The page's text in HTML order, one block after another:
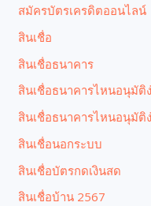
สมัครบัตรเครดิตออนไลน์
สินเชื่อ
สินเชื่อธนาคาร
สินเชื่อธนาคารไหนอนุมัติ
สินเชื่อธนาคารไหนอนุมัติ
สินเชื่อนอกระบบ
สินเชื่อบัตรกดเงินสด
สินเชื่อบ้าน 2567